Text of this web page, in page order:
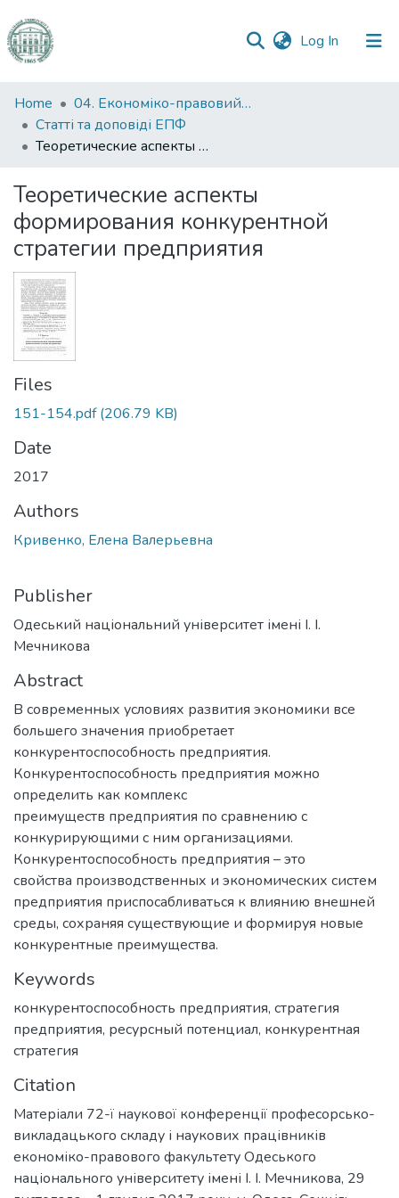
Log In (current)
Communities
&
Collections
Statistics
Home
04. Економіко-правовий факультет
Статті та доповіді ЕПФ
Теоретические аспекты формирования конкурентной стратегии предприятия
Теоретические аспекты
формирования конкурентной
стратегии предприятия
Files
151-154.pdf(206.79 KB)
Date
2017
Authors
Кривенко, Елена Валерьевна
Publisher
Одеський національний університет імені І. І.
Мечникова
Abstract
В современных условиях развития экономики все
большего значения приобретает
конкурентоспособность предприятия.
Конкурентоспособность предприятия можно
определить как комплекс
преимуществ предприятия по сравнению с
конкурирующими с ним организациями.
Конкурентоспособность предприятия – это
свойства производственных и экономических систем
предприятия приспосабливаться к влиянию внешней
среды, сохраняя существующие и формируя новые
конкурентные преимущества.
Keywords
конкурентоспособность предприятия, стратегия
предприятия, ресурсный потенциал, конкурентная
стратегия
Citation
Матеріали 72-ї наукової конференції професорсько-
викладацького складу і наукових працівників
економіко-правового факультету Одеського
національного університету імені І. І. Мечникова, 29